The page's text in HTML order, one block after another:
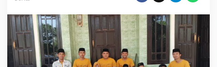
i
m
G
e
l
a